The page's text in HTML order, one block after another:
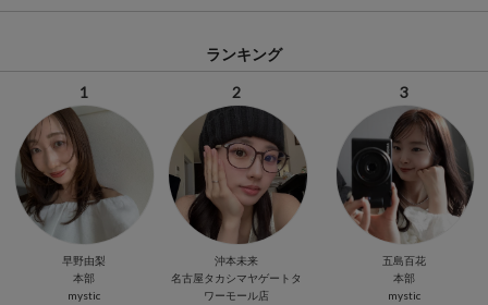
ランキング
1
早野由梨
本部
mystic
2
沖本未来
名古屋タカシマヤゲートタ
ワーモール店
3
五島百花
本部
mystic